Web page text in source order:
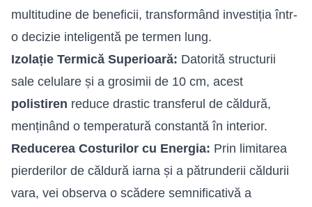
multitudine de beneficii, transformând investiția într-
o decizie inteligentă pe termen lung.
Izolație Termică Superioară: Datorită structurii
sale celulare și a grosimii de 10 cm, acest
polistiren reduce drastic transferul de căldură,
menținând o temperatură constantă în interior.
Reducerea Costurilor cu Energia: Prin limitarea
pierderilor de căldură iarna și a pătrunderii căldurii
vara, vei observa o scădere semnificativă a